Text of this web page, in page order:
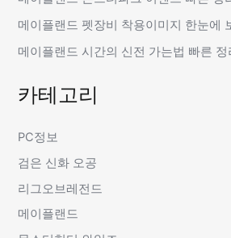
메이플랜드 펫장비 착용이미지 한눈에
메이플랜드 시간의 신전 가는법 빠른 정
카테고리
PC정보
검은 신화 오공
리그오브레전드
메이플랜드